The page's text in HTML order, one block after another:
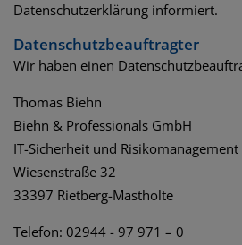
Datenschutzerklärung informiert.
Datenschutz­beauftragter
Wir haben einen
Thomas Biehn
Biehn & Professionals GmbH
IT-Sicherheit und Risikomanagement
Wiesenstraße 32
33397 Rietberg-Mastholte
Telefon: 02944 - 97 971 – 0